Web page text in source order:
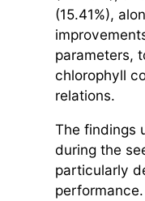
(15.41%),
parameters,
chlorophyll
relations.
The findings
during the
particularly